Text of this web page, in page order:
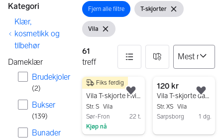
Filtre
Kategori
Klær,
kosmetikk og
tilbehør
Dameklær
Brudekjoler
(2)
Bukser
(139)
Bunader
Åpne filter
Fjern alle filtre Vis filter
T-skjorter Fjern filter
Vis filter
Vila
Fjern filter
61
treff
61 resultater
45 kr
Vila T-skjorte Hvit Str S
Str. S Vila
Sør-Fron
22 t.
Kjøp nå
Fiks ferdig
Legg til som favoritt.
120 kr
Vila T-skjorte dame XS beige
Str. XS Vila
Sarpsborg
1 dg.